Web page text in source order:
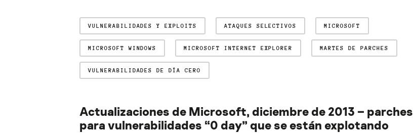
VULNERABILIDADES Y EXPLOITS ATAQUES SELECTIVOS MICROSOFT
MICROSOFT WINDOWS MICROSOFT INTERNET EXPLORER MARTES DE PARCHES
VULNERABILIDADES DE DÍA CERO
Actualizaciones de Microsoft, diciembre de 2013 – parches
para vulnerabilidades “0 day” que se están explotando